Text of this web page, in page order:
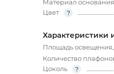
Материал основания
Цвет
Характеристики
Площадь освещения,
Количество
Цоколь